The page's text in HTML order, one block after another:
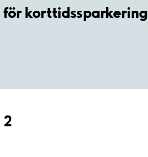
korttidssparkering